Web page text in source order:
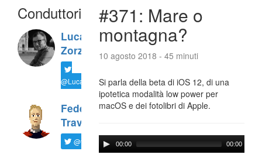
Conduttori
Luca
Zorzi
@LucaTNT
Federico
Travaini
@ftrava
#371: Mare o
montagna?
10 agosto 2018 - 45 minuti
Si parla della beta di iOS 12, di una
ipotetica modalità low power per
macOS e dei fotolibri di Apple.
00:00 00:00